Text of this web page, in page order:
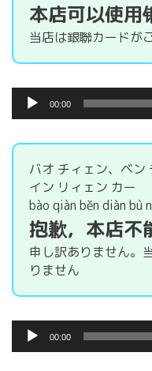
本店可以使用
当店は銀聯カードが
レ
00:00
バオ チィェン、ベン
イン リィェン カー
bào qiàn běn diàn bù
抱歉，本店不
申し訳ありません。
りません
00:00